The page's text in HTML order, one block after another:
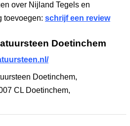
over Nijland Tegels en
toevoegen: schrijf een review
Doetinchem
Doetinchem,
CL Doetinchem,